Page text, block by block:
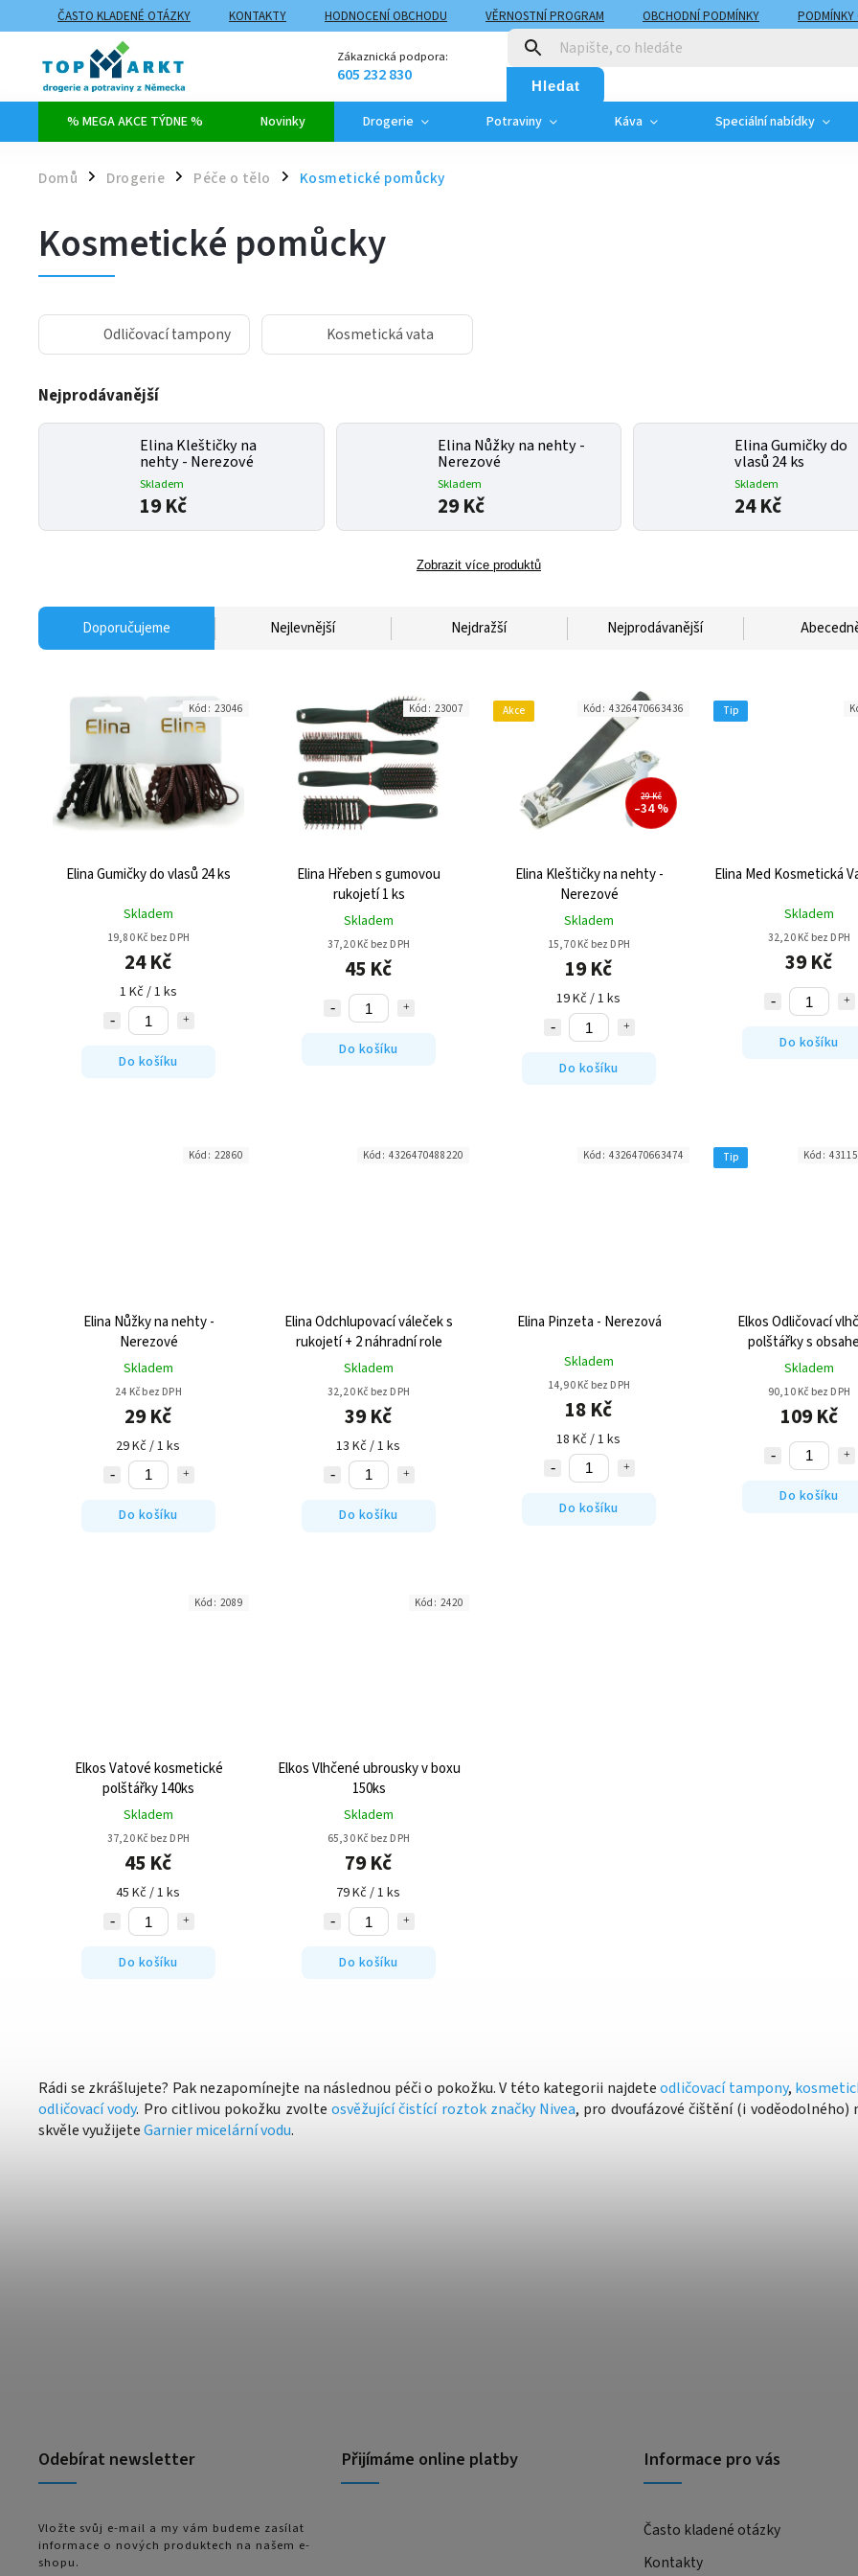
ČASTO KLADENÉ OTÁZKY KONTAKTY HODNOCENÍ OBCHODU VĚRNOSTNÍ PROGRAM OBCHODNÍ PODMÍNKY
PODMÍNKY
ZPŮSOBY DOPRAVY A PLATBY
MOJE OBJEDNÁVKA
Zákaznická podpora:
605 232 830 Hledat
% MEGA AKCE TÝDNE % Novinky Drogerie Potraviny Káva Speciální nabídky
Domů / Drogerie / Péče o tělo / Kosmetické pomůcky
Kosmetické pomůcky
Odličovací tampony Kosmetická vata
Nejprodávanější
Elina Kleštičky na
nehty - Nerezové
Skladem
19 Kč
Elina Nůžky na nehty -
Nerezové
Skladem
29 Kč
Elina Gumičky do
vlasů 24 ks
Skladem
24 Kč
Zobrazit více produktů
Doporučujeme Nejlevnější Nejdražší Nejprodávanější
Elina Gumičky do vlasů 24 ks
Skladem
19,80 Kč bez DPH
24 Kč
1 Kč / 1 ks
Do košíku
Kód: 23046
Elina Hřeben s gumovou
rukojetí 1 ks
Skladem
37,20 Kč bez DPH
45 Kč
Do košíku
Kód: 23007 Akce
29 Kč
–34 %
Elina Kleštičky na nehty -
Nerezové
Skladem
15,70 Kč bez DPH
19 Kč
19 Kč / 1 ks
Do košíku
Kód: 4326470663436 Tip
Elina Med Kosmetická
Skladem
32,20 Kč bez DPH
39 Kč
Do košíku
Elina Nůžky na nehty -
Nerezové
Skladem
24 Kč bez DPH
29 Kč
29 Kč / 1 ks
Do košíku
Kód: 22860
Elina Odchlupovací váleček s
rukojetí + 2 náhradní role
Skladem
32,20 Kč bez DPH
39 Kč
13 Kč / 1 ks
Do košíku
Kód: 4326470488220
Elina Pinzeta - Nerezová
Skladem
14,90 Kč bez DPH
18 Kč
18 Kč / 1 ks
Do košíku
Kód: 4326470663474 Tip
Elkos Odličovací
polštářky s
provitaminu B5 a
olejem 100ks
Skladem
90,10 Kč bez DPH
109 Kč
Do košíku
Kód:
Elkos Vatové kosmetické
polštářky 140ks
Skladem
37,20 Kč bez DPH
45 Kč
45 Kč / 1 ks
Do košíku
Kód: 2089
Elkos Vlhčené ubrousky v boxu
150ks
Skladem
65,30 Kč bez DPH
79 Kč
79 Kč / 1 ks
Do košíku
Kód: 2420
Rádi se zkrášlujete? Pak nezapomínejte na následnou péči o pokožku. V této kategorii najdeteodličovací tampony,
odličovací vody. Pro citlivou pokožku zvolte osvěžující čistící roztok značky Nivea, pro dvoufázové čištění (i voděodolného)
skvěle využijeteGarnier micelární vodu.
Odebírat newsletter
Vložte svůj e-mail a my vám budeme zasílat
informace o nových produktech na našem e-
shopu.
Přijímáme online platby Informace pro vás
Často kladené otázky
Kontakty